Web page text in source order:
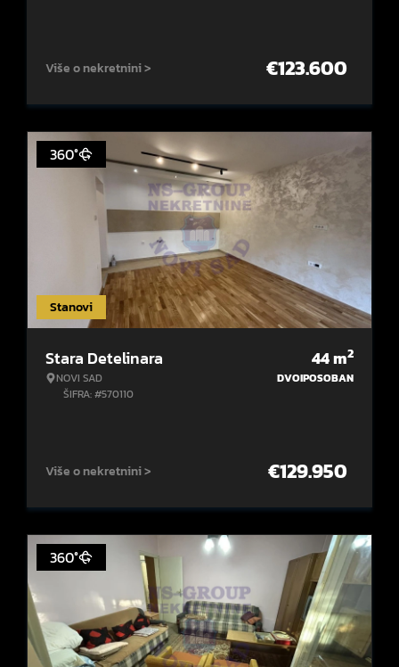
Više o nekretnini > €123.600
Stanovi
360°
Stara Detelinara
NOVI SAD
ŠIFRA: #570110
44m2
DVOIPOSOBAN
Više o nekretnini > €129.950
360°